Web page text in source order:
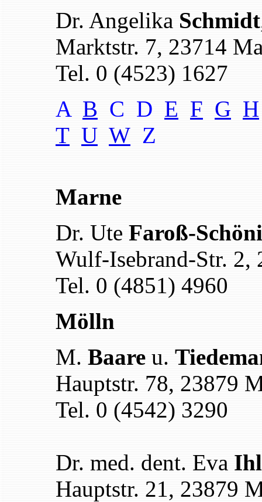
Dr. Angelika Schmidt
Marktstr. 7, 23714
Tel. 0 (4523) 1627
A B C D E F G H
T U W Z
Marne
Dr. Ute Faroß-
Wulf-Isebrand-Str. 2,
Tel. 0 (4851) 4960
Mölln
M. Baare u.
Hauptstr. 78, 23879
Tel. 0 (4542) 3290
Dr. med. dent. Eva
Hauptstr. 21, 23879